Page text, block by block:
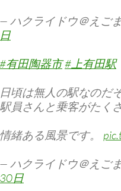
— ハクライドウ＠えごま
日
#有田陶器市#上有田駅
日頃は無人の駅なのだ
駅員さんと乗客がたく
情緒ある風景です。
— ハクライドウ＠えごま
30日